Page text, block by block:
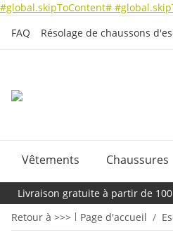
#global.skipToContent#
FAQ
Résolage de chaussons
Vêtements Chaussures
Livraison gratuite à partir de
Retour à >>>
Page d'accueil